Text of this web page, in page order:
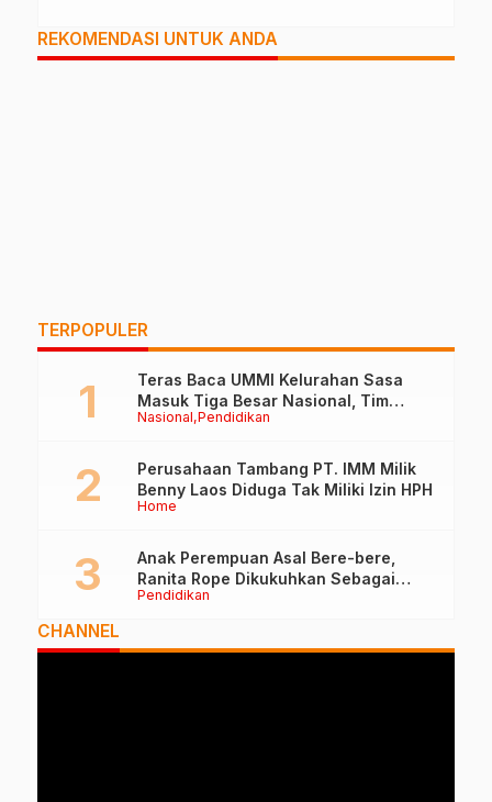
REKOMENDASI UNTUK ANDA
TERPOPULER
Nasional Pendidikan
Teras Baca UMMI Kelurahan Sasa
Masuk Tiga Besar Nasional, Tim
Penilai Lakukan Visitasi di Ternate
Home
Perusahaan Tambang PT. IMM Milik
Benny Laos Diduga Tak Miliki Izin HPH
Pendidikan
Anak Perempuan Asal Bere-bere,
Ranita Rope Dikukuhkan Sebagai
Guru Besar dan Rektor Ummu
CHANNEL